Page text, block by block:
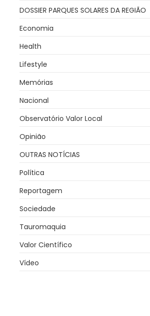
DOSSIER PARQUES SOLARES DA REGIÃO
Economia
Health
Lifestyle
Memórias
Nacional
Observatório Valor Local
Opinião
OUTRAS NOTÍCIAS
Política
Reportagem
Sociedade
Tauromaquia
Valor Científico
Vídeo